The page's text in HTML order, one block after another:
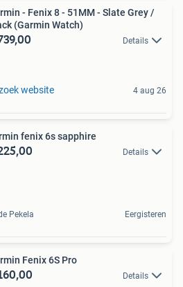
- Fenix 8 - 51MM - Slate Grey /
(Garmin Watch)
Details
website 4 aug 26
garmin fenix 6s sapphire
Details
Pekela Eergisteren
Fenix 6S Pro
Details